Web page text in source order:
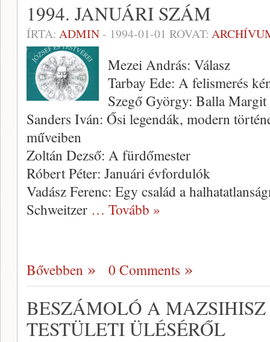
1994. JANUÁRI SZÁM
ÍRTA: ADMIN- 1994-01-01 ROVAT:
Mezei András: Válasz
Tarbay Ede: A felismerés
Szegő György: Balla
Sanders Iván: Ősi legendák, modern
műveiben
Zoltán Dezső: A fürdőmester
Róbert Péter: Januári évfordulók
Vadász Ferenc: Egy család a
Schweitzer … Tovább »
Bővebben 0 Comments
BESZÁMOLÓ A
TESTÜLETI ÜLÉSÉRŐL